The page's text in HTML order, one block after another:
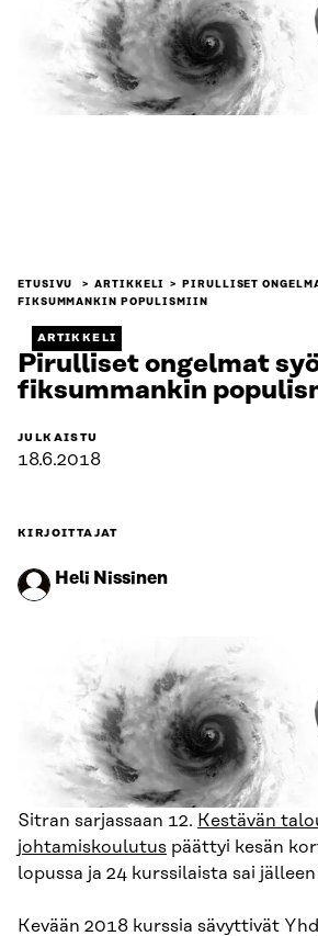
ETUSIVU ARTIKKELI
PIRULLISET
FIKSUMMANKIN POPULISMIIN
ARTIKKELI
Pirulliset ongelmat
fiksummankin
JULKAISTU
18.6.2018
KIRJOITTAJAT
Heli Nissinen
Sitran sarjassaan 12. Kestävän
johtamiskoulutus päättyi kesän
lopussa ja 24 kurssilaista sai
Kevään 2018 kurssia sävyttivät